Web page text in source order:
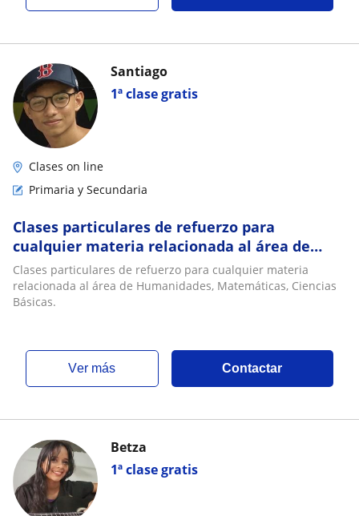
1ª clase gratis
Santiago
Clases on line
Primaria y Secundaria
Clases particulares de refuerzo para
cualquier materia relacionada al área de
Humanidades, Matemáticas, Ciencias Básicas
Clases particulares de refuerzo para cualquier materia
relacionada al área de Humanidades, Matemáticas, Ciencias
Básicas.
ver más Contactar
1ª clase gratis
Betza